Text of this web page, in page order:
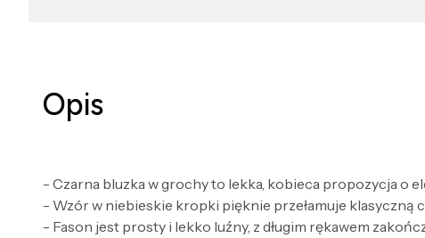
Opis
- Czarna bluzka w grochy to lekka, kobieca propozycja o
- Wzór w niebieskie kropki pięknie przełamuje klasyczną
- Fason jest prosty i lekko luźny, z długim rękawem